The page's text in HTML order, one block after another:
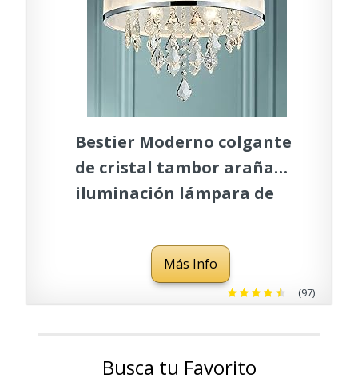
Bestier Moderno colgante
de cristal tambor araña
iluminación lámpara de
comedor baño dormitorio
sala de estar 4 E14
bombillas requeridas
Más Info
(97)
Busca tu Favorito